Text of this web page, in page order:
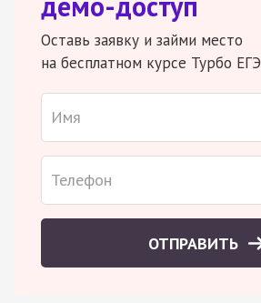
Оставь заявку и займи место
на бесплатном курсе Турбо ЕГЭ
ОТПРАВИТЬ